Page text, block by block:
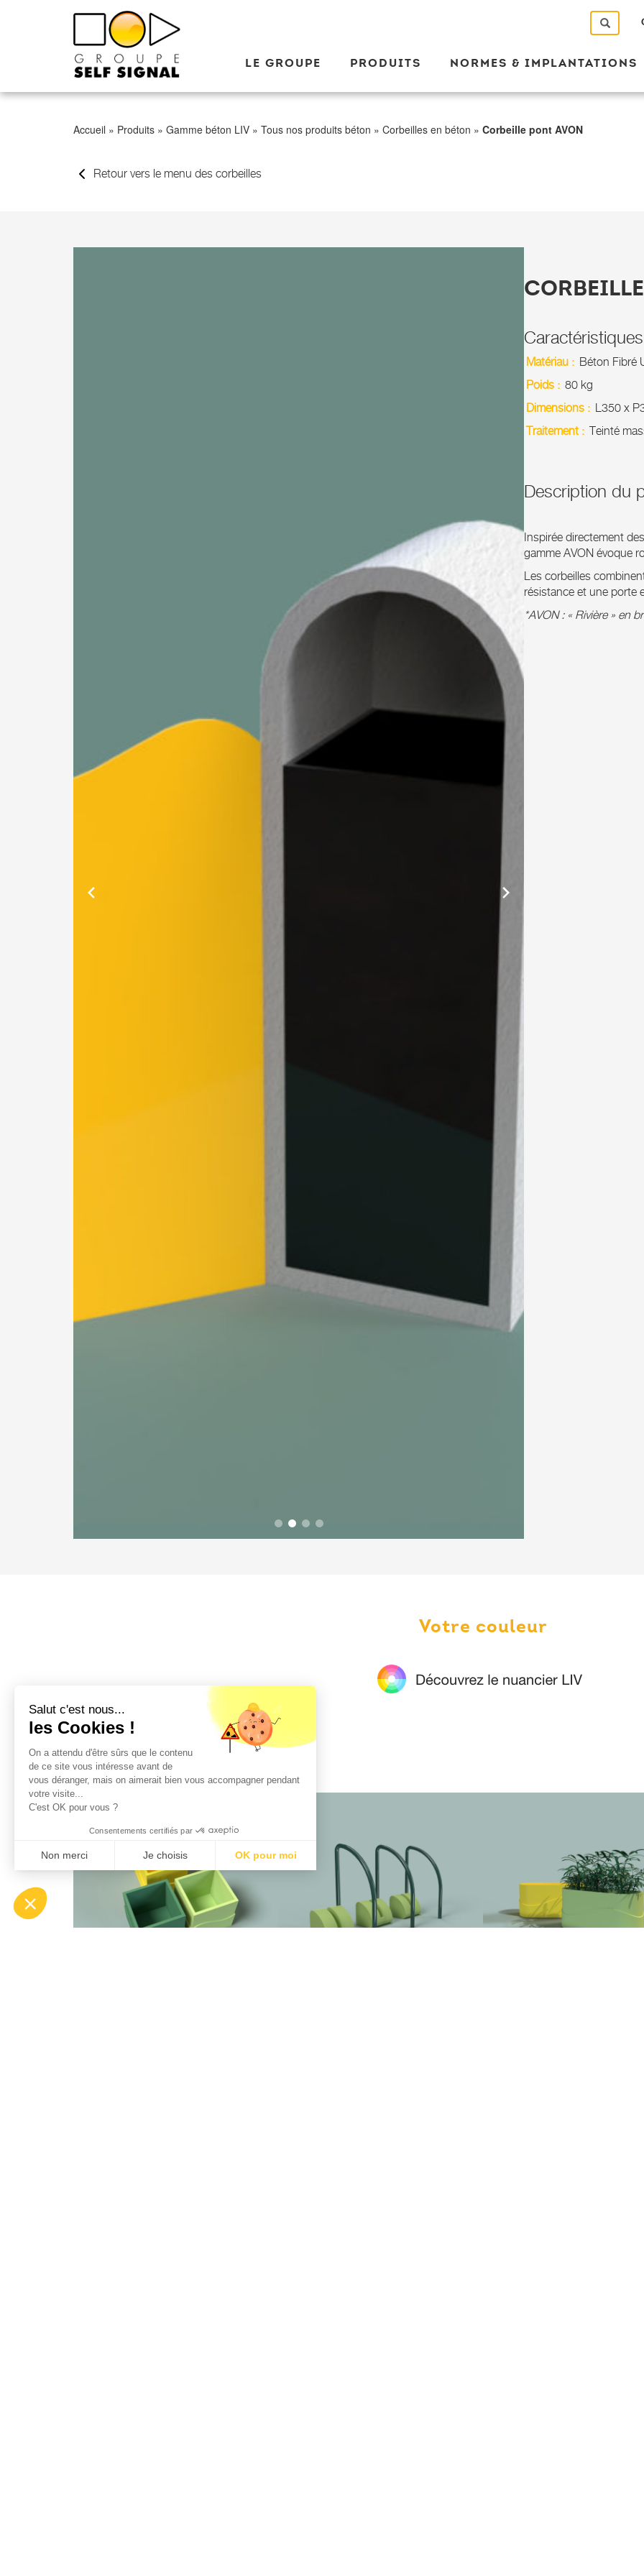
LE GROUPE PRODUITS NORMES & IMPLANTATIONS
Accueil » Produits » Gamme béton LIV » Tous nos produits béton » Corbeilles en béton » Corbeille pont AVON
Retour vers le menu des corbeilles
Caractéristiques
Matériau : Béton Fibré
Poids : 80 kg
Dimensions : L350 x
Traitement : Teinté
Description du
Inspirée directement
gamme AVON évoque
Les corbeilles
résistance et une porte
*AVON : « Rivière » en
Votre couleur
Autres produits LIV
Salut c'est nous...
les Cookies !
On a attendu d'être sûrs que le contenu
de ce site vous intéresse avant de
vous déranger, mais on aimerait bien vous accompagner pendant
votre visite...
C'est OK pour vous ?
Consentements certifiés par
Non merci Je choisis OK pour moi
Plateforme de Gestion du Consentement : Personnalisez vos Options
Notre plateforme vous permet d'adapter et de gérer vos paramètres de confidentialité, en garantissant la conformité avec les